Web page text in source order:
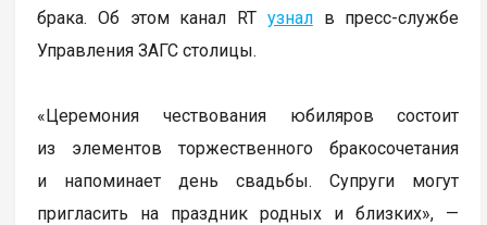
брака. Об этом канал RT узналв пресс-службе
Управления ЗАГС столицы.
«Церемония чествования юбиляров состоит
из элементов торжественного бракосочетания
и напоминает день свадьбы. Супруги могут
пригласить на праздник родных и близких», —